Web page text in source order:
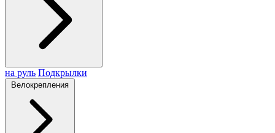
на руль Подкрылки
Велокрепления